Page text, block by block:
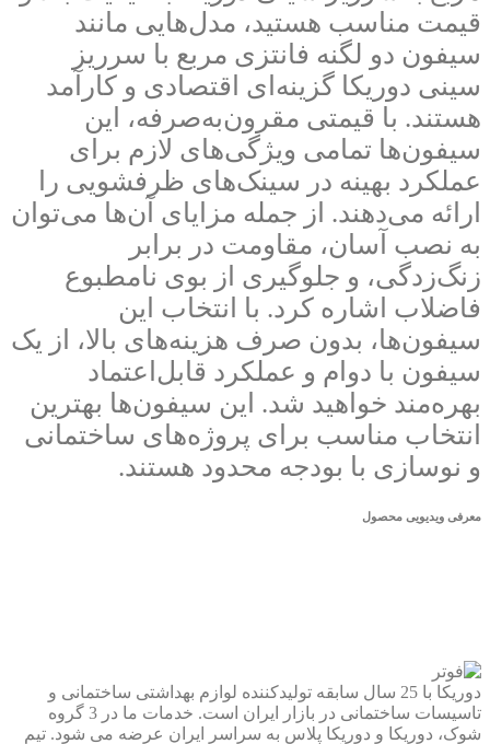
قیمت مناسب هستید، مدل‌هایی مانند
سیفون دو لگنه فانتزی مربع با سرریز
سینی دوریکا گزینه‌ای اقتصادی و کارآمد
هستند. با قیمتی مقرون‌به‌صرفه، این
سیفون‌ها تمامی ویژگی‌های لازم برای
عملکرد بهینه در سینک‌های ظرفشویی را
ارائه می‌دهند. از جمله مزایای آن‌ها می‌توان
به نصب آسان، مقاومت در برابر
زنگ‌زدگی، و جلوگیری از بوی نامطبوع
فاضلاب اشاره کرد. با انتخاب این
سیفون‌ها، بدون صرف هزینه‌های بالا، از یک
سیفون با دوام و عملکرد قابل‌اعتماد
بهره‌مند خواهید شد. این سیفون‌ها بهترین
انتخاب مناسب برای پروژه‌های ساختمانی
و نوسازی با بودجه محدود هستند.
معرفی ویدیویی محصول
دوریکا با 25 سال سابقه تولیدکننده لوازم بهداشتی ساختمانی و
تاسیسات ساختمانی در بازار ایران است. خدمات ما در 3 گروه
شوک، دوریکا و دوریکا پلاس به سراسر ایران عرضه می شود. تیم